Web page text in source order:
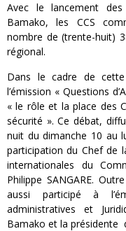
Avec le lancement
Bamako, les CCS
nombre de (trente-huit)
régional.
Dans le cadre de
l’émission « Questions
« le rôle et la place des
sécurité ». Ce débat,
nuit du dimanche 10 au
participation du Chef de
internationales du
Philippe SANGARE.
aussi participé à
administratives et
Bamako et la présidente